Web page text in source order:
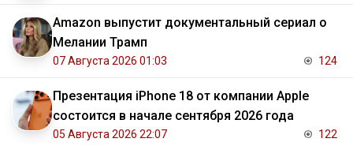
Amazon выпустит документальный сериал о
Мелании Трамп
07 Августа 2026 01:03 124
Презентация iPhone 18 от компании Apple
состоится в начале сентября 2026 года
05 Августа 2026 22:07 122